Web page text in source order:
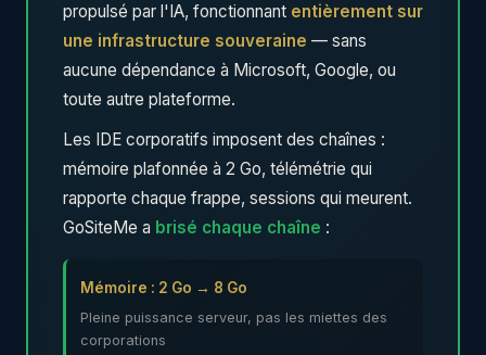
propulsé par l'IA, fonctionnant entièrement sur
une infrastructure souveraine — sans
aucune dépendance à Microsoft, Google, ou
toute autre plateforme.
Les IDE corporatifs imposent des chaînes :
mémoire plafonnée à 2 Go, télémétrie qui
rapporte chaque frappe, sessions qui meurent.
GoSiteMe a brisé chaque chaîne :
Mémoire : 2 Go → 8 Go
Pleine puissance serveur, pas les miettes des
corporations